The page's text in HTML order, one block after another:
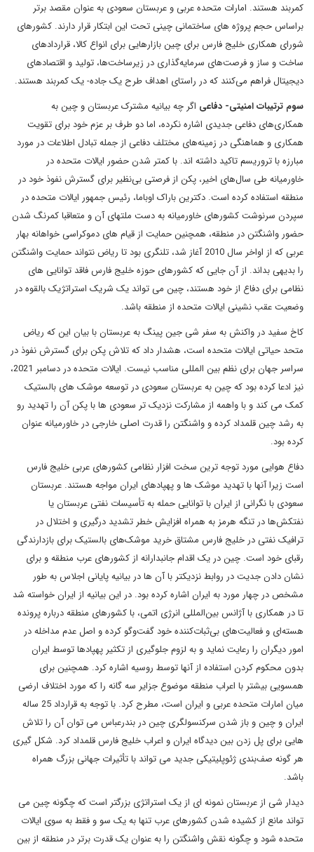
کمربند هستند. امارات متحده عربی و عربستان سعودی به عنوان مقصد برتر
براساس حجم پروژه های ساختمانی چینی تحت این ابتکار قرار دارند. کشورهای
شورای همکاری خلیج فارس برای چین بازارهایی برای انواع کالا، قراردادهای
ساخت و ساز و فرصت‌های سرمایه‌گذاری در زیرساخت‌ها، تولید و اقتصادهای
دیجیتال فراهم می‌کنند که در راستای اهداف طرح یک جاده- یک کمربند هستند.
سوم ترتیبات امنیتی- دفاعی اگر چه بیانیه مشترک عربستان و چین به
همکاری‌های دفاعی جدیدی اشاره نکرده، اما دو طرف بر عزم خود برای تقویت
همکاری و هماهنگی در زمینه‌های مختلف دفاعی از جمله تبادل اطلاعات در مورد
مبارزه با تروریسم تاکید داشته اند. با کمتر شدن حضور ایالات متحده در
خاورمیانه طی سال‌های اخیر، پکن از فرصتی بی‌نظیر برای گسترش نفوذ خود در
منطقه استفاده کرده است. دکترین باراک اوباما، رئیس جمهور ایالات متحده در
سپردن سرنوشت کشورهای خاورمیانه به دست ملتهای آن و متعاقبا کمرنگ شدن
حضور واشنگتن در منطقه، همچنین حمایت از قیام های دموکراسی خواهانه بهار
عربی که از اواخر سال 2010 آغاز شد، تلنگری بود تا ریاض نتواند حمایت واشنگتن
را بدیهی بداند. از آن جایی که کشورهای حوزه خلیج فارس فاقد توانایی های
نظامی برای دفاع از خود هستند، چین می تواند یک شریک استراتژیک بالقوه در
وضعیت عقب نشینی ایالات متحده از منطقه باشد.
کاخ سفید در واکنش به سفر شی جین پینگ به عربستان با بیان این که ریاض
متحد حیاتی ایالات متحده است، هشدار داد که تلاش پکن برای گسترش نفوذ در
سراسر جهان برای نظم بین المللی مناسب نیست. ایالات متحده در دسامبر 2021،
نیز ادعا کرده بود که چین به عربستان سعودی در توسعه موشک های بالستیک
کمک می کند و با واهمه از مشارکت نزدیک تر سعودی ها با پکن آن را تهدید رو
به رشد چین قلمداد کرده و واشنگتن را قدرت اصلی خارجی در خاورمیانه عنوان
کرده بود.
دفاع هوایی مورد توجه ترین سخت افزار نظامی کشورهای عربی خلیج فارس
است زیرا آنها با تهدید موشک ها و پهپادهای ایران مواجه هستند. عربستان
سعودی با نگرانی از ایران با توانایی حمله به تأسیسات نفتی عربستان یا
نفتکش‌ها در تنگه هرمز به همراه افزایش خطر تشدید درگیری و اختلال در
ترافیک نفتی در خلیج فارس مشتاق خرید موشک‌های بالستیک برای بازدارندگی
رقبای خود است. چین در یک اقدام جانبدارانه از کشورهای عرب منطقه و برای
نشان دادن جدیت در روابط نزدیکتر با آن ها در بیانیه پایانی اجلاس به طور
مشخص در چهار مورد به ایران اشاره کرده بود. در این بیانیه از ایران خواسته شد
تا در همکاری با آژانس بین‌المللی انرژی اتمی، با کشورهای منطقه درباره پرونده
هسته‌ای و فعالیت‌های بی‌ثبات‌کننده خود گفت‌وگو کرده و اصل عدم مداخله در
امور دیگران را رعایت نماید و به لزوم جلوگیری از تکثیر پهپادها توسط ایران
بدون محکوم کردن استفاده از آنها توسط روسیه اشاره کرد. همچنین برای
همسویی بیشتر با اعراب منطقه موضوع جزایر سه گانه را که مورد اختلاف ارضی
میان امارات متحده عربی و ایران است، مطرح کرد. با توجه به قرارداد 25 ساله
ایران و چین و باز شدن سرکنسولگری چین در بندرعباس می توان آن را تلاش
هایی برای پل زدن بین دیدگاه ایران و اعراب خلیج فارس قلمداد کرد. شکل گیری
هر گونه صف‌بندی‌ ژئوپلیتیکی جدید می تواند با تأثیرات جهانی بزرگ همراه
باشد.
دیدار شی از عربستان نمونه ای از یک استراتژی بزرگتر است که چگونه چین می
تواند مانع از کشیده شدن کشورهای عرب تنها به یک سو و فقط به سوی ایالات
متحده شود و چگونه نقش واشنگتن را به عنوان یک قدرت برتر در منطقه از بین